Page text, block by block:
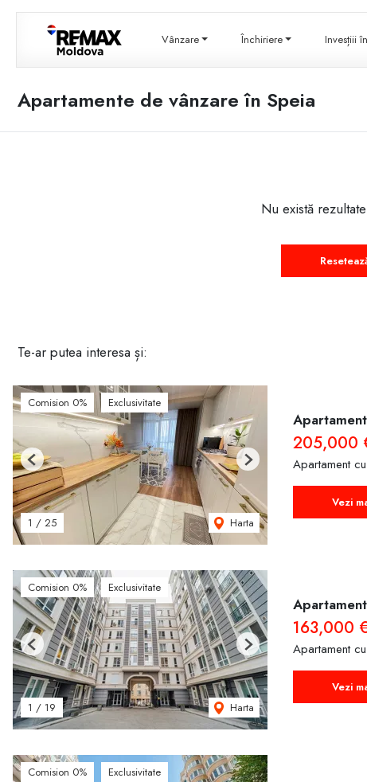
Vânzare Închiriere Invesțiii
Apartamente de vânzare în Speia
Nu există
Te-ar putea interesa și:
Comision 0% Exclusivitate
1 / 25 Harta
Previous Next
205,000
Apartament
Vezi
Comision 0% Exclusivitate
1 / 19 Harta
Previous Next
163,000 €
Apartament
Vezi
Comision 0% Exclusivitate